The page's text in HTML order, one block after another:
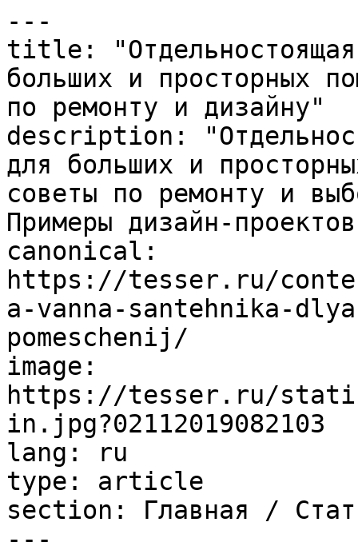
---
title: "Отдельностоящая
больших и просторных
по ремонту и дизайну"
description:
для больших и
советы по ремонту и
Примеры дизайн-
canonical:
https://tesser.ru/
a-vanna-santehnika-
pomeschenij/
image:
https://tesser.ru/
in.jpg?02112019082103
lang: ru
type: article
section: Главная /
---